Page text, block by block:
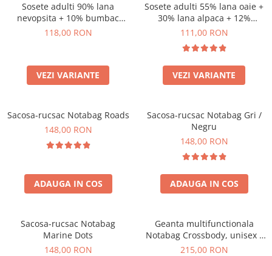
Sosete adulti 90% lana
nevopsita + 10% bumbac
organic, model Chiara
118,00 RON
VEZI VARIANTE
Sosete adulti 55% lana oaie +
30% lana alpaca + 12%
bumbac + 3% canepa, model
111,00 RON
VEZI VARIANTE
Sacosa-rucsac Notabag Roads
148,00 RON
ADAUGA IN COS
Sacosa-rucsac Notabag Gri /
Negru
148,00 RON
ADAUGA IN COS
Sacosa-rucsac Notabag
Marine Dots
148,00 RON
Geanta multifunctionala
Notabag Crossbody, unisex -
verde
215,00 RON